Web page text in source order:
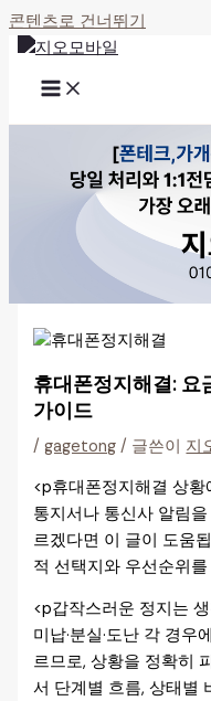
콘텐츠로 건너뛰기
휴대폰정지해결: 요
가이드
/gagetong / 글쓴이 지
<p휴대폰정지해결 상
통지서나 통신사 알림
르겠다면 이 글이 도움
적 선택지와 우선순위
<p갑작스러운 정지는
미납·분실·도난 각 경
르므로, 상황을 정확히
서 단계별 흐름, 상태별